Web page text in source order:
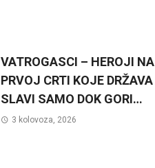
VATROGASCI – HEROJI NA
PRVOJ CRTI KOJE DRŽAVA
SLAVI SAMO DOK GORI…
3 kolovoza, 2026